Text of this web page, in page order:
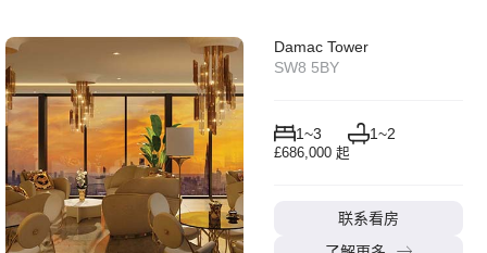
Damac Tower
SW8 5BY
1~3 1~2
£686,000 起
联系看房